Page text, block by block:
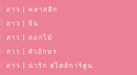
สาว | คลาสสิก
สาว | จีน
สาว | ดอกไม้
สาว | ตัวอักษร
สาว | น่ารัก สไตล์การ์ตูน